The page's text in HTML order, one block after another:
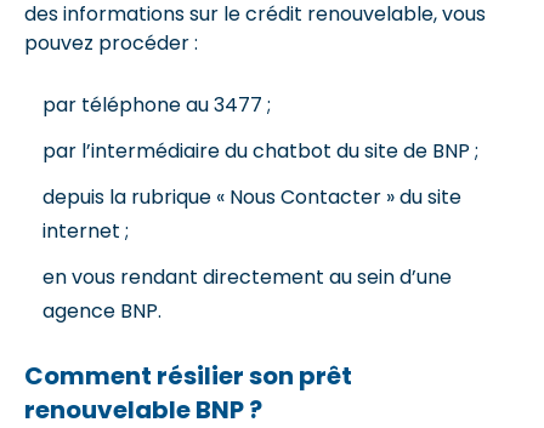
des informations sur le crédit renouvelable, vous
pouvez procéder :
par téléphone au 3477 ;
par l’intermédiaire du chatbot du site de BNP ;
depuis la rubrique « Nous Contacter » du site
internet ;
en vous rendant directement au sein d’une
agence BNP.
Comment résilier son prêt
renouvelable BNP?